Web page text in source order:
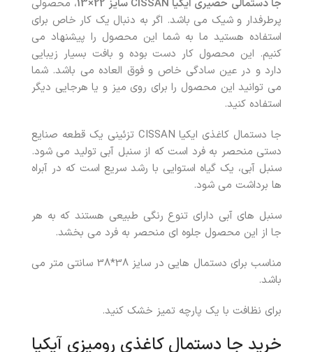
جا دستمالی حصیری ایکیا CISSAN سایز 22×13
، محصولی
پرطرفدار و شیک می باشد. اگر به دنبال یک کار خاص برای
استفاده هستید ما به شما این محصول را پیشنهاد می
کنیم. این محصول کار دست بوده و بافت بسیار زیبایی
دارد و در عین سادگی خاص و فوق العاده می باشد. شما
می توانید این محصول را برای روی میز و یا هرجایی دیگر
استفاده کنید.
جا دستمال کاغذی ایکیا CISSAN تزئینی یک قطعه صنایع
دستی منحصر به فرد است که از سنبل آبی تولید می شود.
سنبل آبی، یک گیاه استوایی با رشد سریع است که در آبراه
ها برداشت می شود.
سنبل های آبی دارای تنوع رنگی طبیعی هستند که به هر
جا از این محصول جلوه ای منحصر به فرد می بخشد.
مناسب برای دستمال هایی در سایز 38*38 سانتی متر می
باشد.
برای نظافت با یک پارچه تمیز خشک کنید.
خرید جا دستمال کاغذی رومیزی آیکیا